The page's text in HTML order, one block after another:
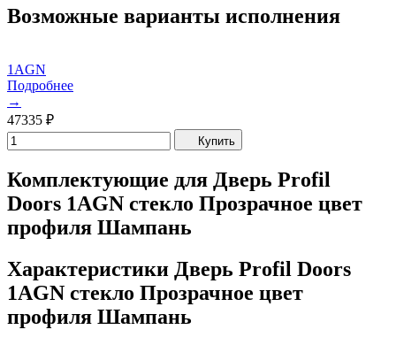
Возможные варианты исполнения
1AGN
Подробнее
→
47335 ₽
Купить
Комплектующие для Дверь Profil
Doors 1AGN стекло Прозрачное цвет
профиля Шампань
Характеристики Дверь Profil Doors
1AGN стекло Прозрачное цвет
профиля Шампань